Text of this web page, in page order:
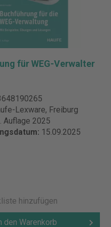
Rechtsprechung im
BeckEuRS), dazu
LSK zu weiteren
Aufsätze zum Miet- und
aus
Zeitschriften, dazu
aus LSK zu weiteren
Fachdienst zum Miet-
Details zur
Verantwortliche Person
9 80801 München
kundenservice@beck.de
für WEG-Verwalter
Lexware, Freiburg
Auflage 2025
15.09.2025
hinzufügen
den Warenkorb